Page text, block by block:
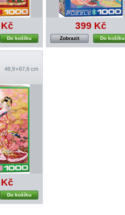
Do košíku
399 Kč
Do košíku
Zobrazit
48,9 × 67,6 cm
Do košíku